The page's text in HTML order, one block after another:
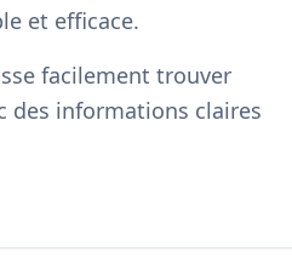
et efficace.
facilement trouver
des informations claires